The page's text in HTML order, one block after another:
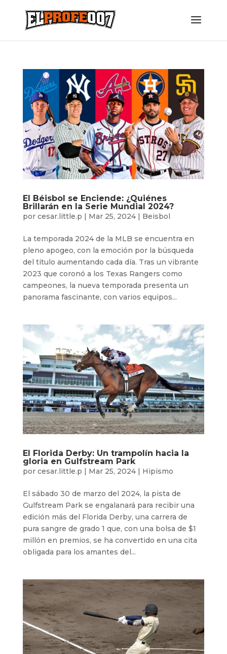
El Béisbol se Enciende: ¿Quiénes
Brillarán en la Serie Mundial 2024?
por cesar.little.p | Mar 25, 2024| Beisbol
La temporada 2024 de la MLB se encuentra en
pleno apogeo, con la emoción por la búsqueda
del titulo aumentando cada día. Tras un vibrante
2023 que coronó a los Texas Rangers como
campeones, la nueva temporada presenta un
panorama fascinante, con varios equipos...
El Florida Derby: Un trampolín hacia la
gloria en Gulfstream Park
por cesar.little.p | Mar 25, 2024| Hipismo
El sábado 30 de marzo del 2024, la pista de
Gulfstream Park se engalanará para recibir una
edición más del Florida Derby, una carrera de
pura sangre de grado 1 que, con una bolsa de $1
millón en premios, se ha convertido en una cita
obligada para los amantes del...